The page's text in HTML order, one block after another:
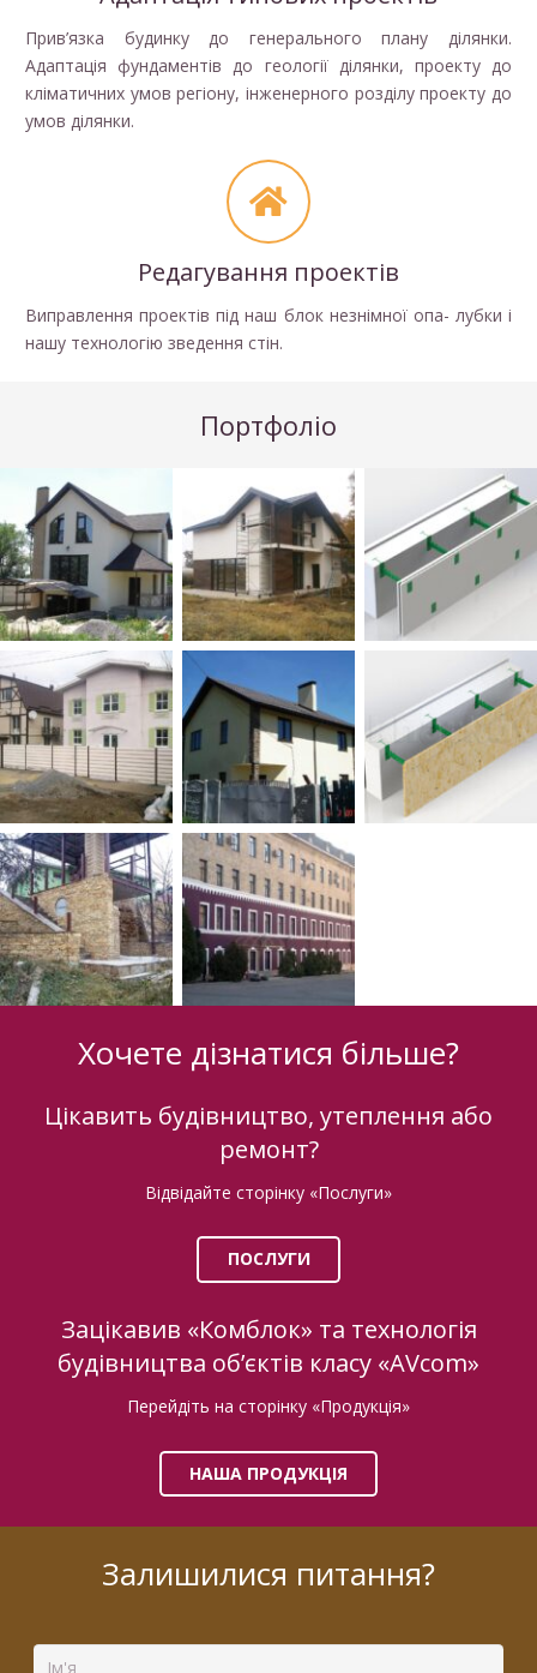
Прив’язка будинку до генерального плану ділянки.
Адаптація фундаментів до геології ділянки, проекту до
кліматичних умов регіону, інженерного розділу проекту до
умов ділянки.
Редагування проектів
Виправлення проектів під наш блок незнімної опа- лубки і
нашу технологію зведення стін.
Портфоліо
Хочете дізнатися більше?
Цікавить будівництво, утеплення або
ремонт?
Відвідайте сторінку «Послуги»
ПОСЛУГИ
Зацікавив «Комблок» та технологія
будівництва об’єктів класу «AVcom»
Перейдіть на сторінку «Продукція»
НАША ПРОДУКЦІЯ
Залишилися питання?